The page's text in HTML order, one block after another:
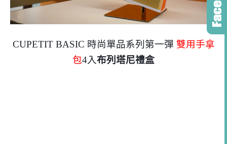
CUPETIT BASIC 時尚單品系列第一彈 雙用手拿
包4入布列塔尼禮盒